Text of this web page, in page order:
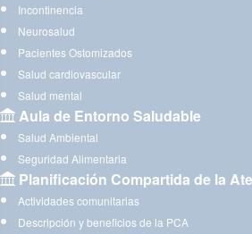
Incontinencia
Neurosalud
Pacientes Ostomizados
Salud cardiovascular
Salud mental
Aula de Entorno Saludable
Salud Ambiental
Seguridad Alimentaria
Planificación Compartida de la
Actividades comunitarias
Descripción y beneficios de la PCA